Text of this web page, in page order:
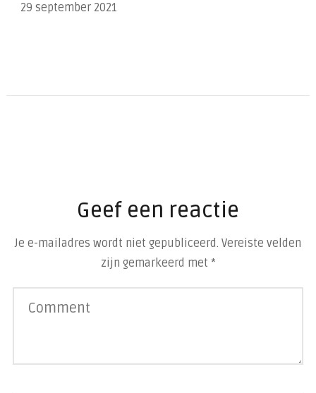
29 september 2021
Geef een reactie
Je e-mailadres wordt niet gepubliceerd. Vereiste velden
zijn gemarkeerd met *